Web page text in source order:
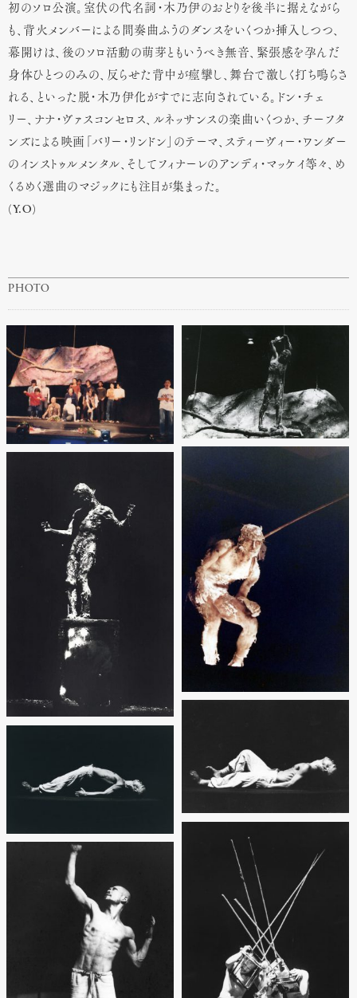
初のソロ公演。室伏の代名詞・木乃伊のおどりを後半に据えながら
も、背火メンバーによる間奏曲ふうのダンスをいくつか挿入しつつ、
幕開けは、後のソロ活動の萌芽ともいうべき無音、緊張感を孕んだ
身体ひとつのみの、反らせた背中が痙攣し、舞台で激しく打ち鳴らさ
れる、といった脱・木乃伊化がすでに志向されている。ドン・チェ
リー、ナナ・ヴァスコンセロス、ルネッサンスの楽曲いくつか、チーフタ
ンズによる映画「バリー・リンドン」のテーマ、スティーヴィー・ワンダー
のインストゥルメンタル、そしてフィナーレのアンディ・マッケイ等々、め
くるめく選曲のマジックにも注目が集まった。
(Y.O)
PHOTO